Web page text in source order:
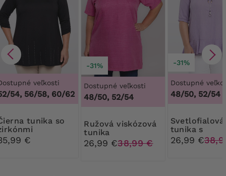
veľkosti
54, 56/58, 60/62
so
€
-31%
Dostupné veľkosti
48/50, 52/54
Ružová viskózová
tunika
26,99 €38,99 €
-31%
Dostupné
48/50, 52/54
Svetlofialová
tunika s
26,99 €